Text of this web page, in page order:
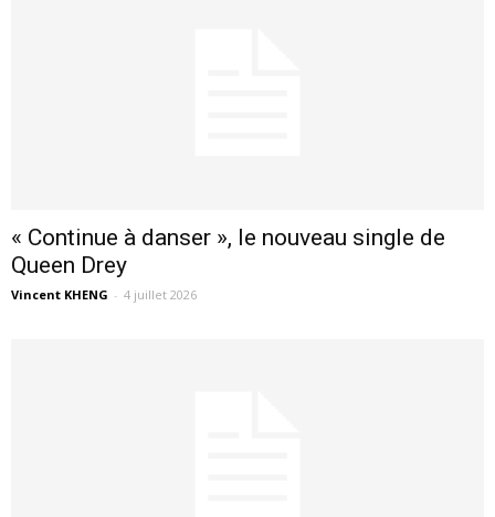
« Continue à danser », le nouveau single de
Queen Drey
Vincent KHENG - 4 juillet 2026